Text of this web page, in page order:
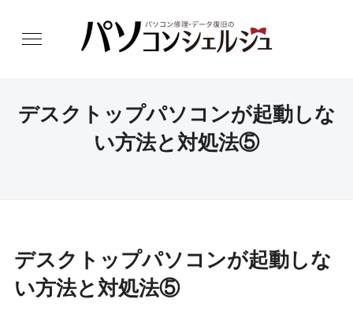
デスクトップパソコンが起動しな
い方法と対処法⑤
デスクトップパソコンが起動しな
い方法と対処法⑤